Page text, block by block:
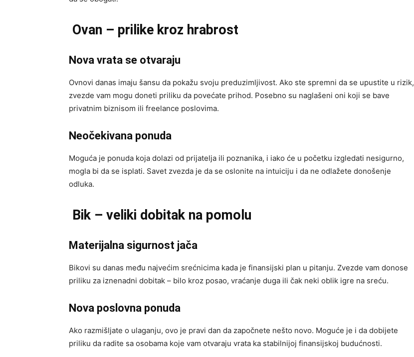
Ovan – prilike kroz hrabrost
Nova vrata se otvaraju
Ovnovi danas imaju šansu da pokažu svoju preduzimljivost. Ako ste spremni da se upustite u rizik,
zvezde vam mogu doneti priliku da povećate prihod. Posebno su naglašeni oni koji se bave
privatnim biznisom ili freelance poslovima.
Neočekivana ponuda
Moguća je ponuda koja dolazi od prijatelja ili poznanika, i iako će u početku izgledati nesigurno,
mogla bi da se isplati. Savet zvezda je da se oslonite na intuiciju i da ne odlažete donošenje
odluka.
Bik – veliki dobitak na pomolu
Materijalna sigurnost jača
Bikovi su danas među najvećim srećnicima kada je finansijski plan u pitanju. Zvezde vam donose
priliku za iznenadni dobitak – bilo kroz posao, vraćanje duga ili čak neki oblik igre na sreću.
Nova poslovna ponuda
Ako razmišljate o ulaganju, ovo je pravi dan da započnete nešto novo. Moguće je i da dobijete
priliku da radite sa osobama koje vam otvaraju vrata ka stabilnijoj finansijskoj budućnosti.